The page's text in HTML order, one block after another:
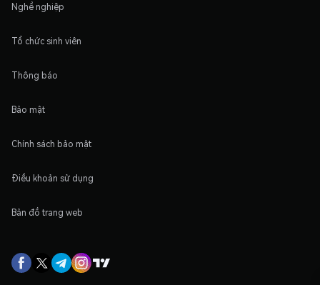
Nghề nghiệp
Tổ chức sinh viên
Thông báo
Bảo mật
Chính sách bảo mật
Điều khoản sử dụng
Bản đồ trang web